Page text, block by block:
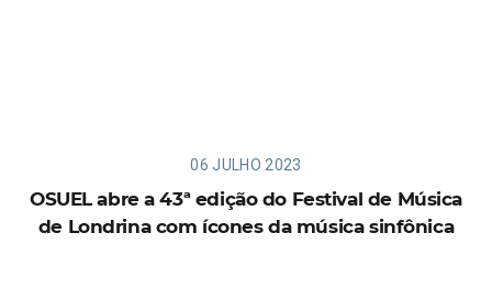
06 JULHO 2023
OSUEL abre a 43ª edição do Festival de Música
de Londrina com ícones da música sinfônica